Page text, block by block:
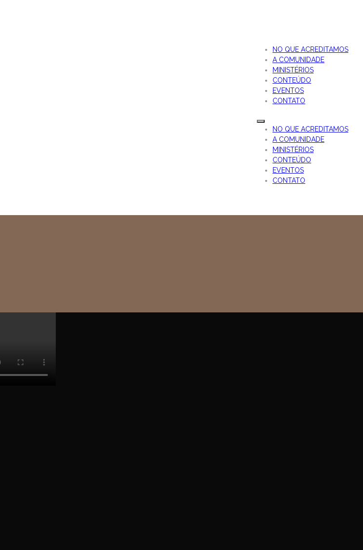
NO QUE ACREDITAMOS
A COMUNIDADE
MINISTÉRIOS
CONTEÚDO
EVENTOS
CONTATO
NO QUE ACREDITAMOS
A COMUNIDADE
MINISTÉRIOS
CONTEÚDO
EVENTOS
CONTATO